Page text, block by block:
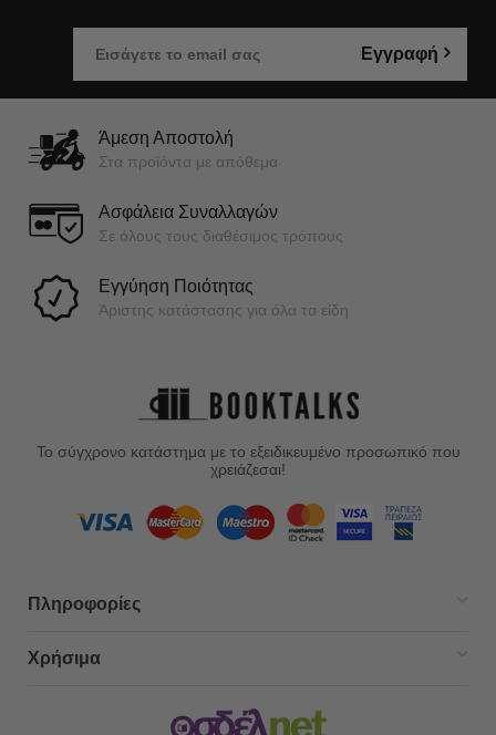
Εγγραφή
Άμεση Αποστολή
Στα προϊόντα με απόθεμα
Ασφάλεια Συναλλαγών
Σε όλους τους διαθέσιμος τρόπους
Εγγύηση Ποιότητας
Άριστης κατάστασης για όλα τα είδη
Το σύγχρονο κατάστημα με το εξειδικευμένο προσωπικό που
χρειάζεσαι!
Πληροφορίες
Χρήσιμα